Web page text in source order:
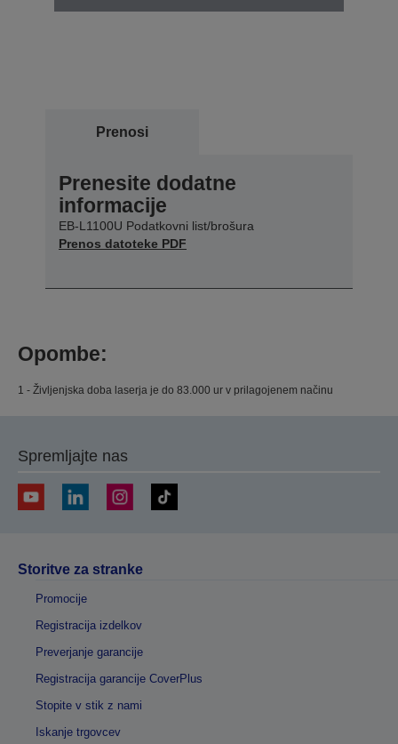
Prenosi
Prenesite dodatne
informacije
EB-L1100U Podatkovni list/brošura
Prenos datoteke PDF
Opombe:
1 - Življenjska doba laserja je do 83.000 ur v prilagojenem načinu
Spremljajte nas
Storitve za stranke
Promocije
Registracija izdelkov
Preverjanje garancije
Registracija garancije CoverPlus
Stopite v stik z nami
Iskanje trgovcev